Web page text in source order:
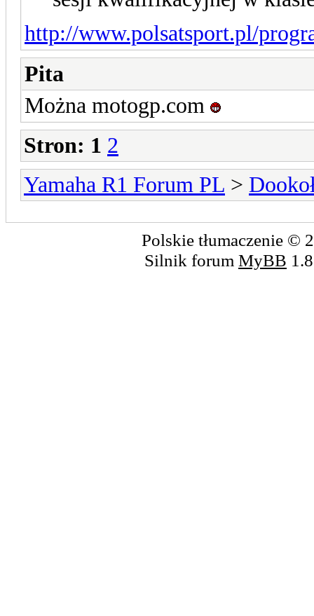
http://www.polsatsport.pl/
Pita
Można motogp.com
Stron: 1 2
Yamaha R1 Forum PL >
Polskie tłumaczenie ©
Silnik forum MyBB